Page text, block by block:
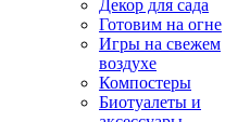
Декор для сада
Готовим на огне
Игры на свежем
воздухе
Компостеры
Биотуалеты и